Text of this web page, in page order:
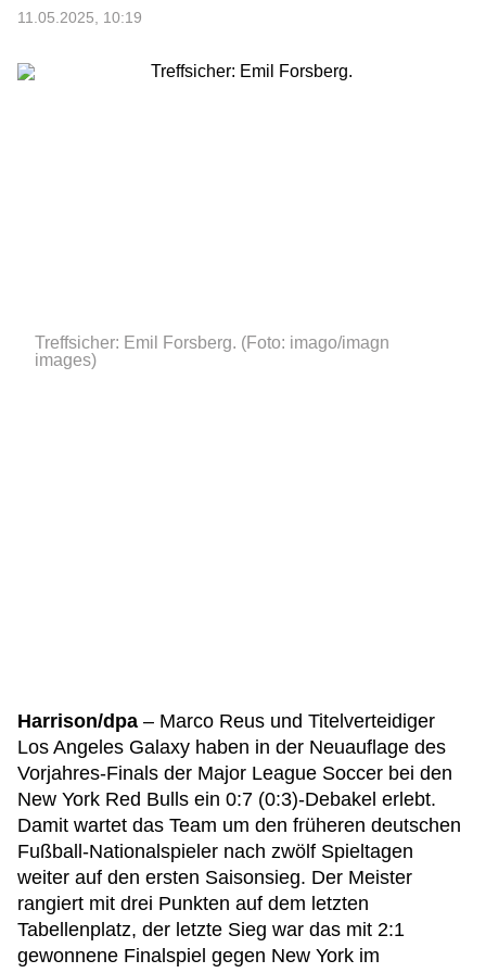
11.05.2025, 10:19
Treffsicher: Emil Forsberg. (Foto: imago/imagn
images)
Harrison/dpa – Marco Reus und Titelverteidiger
Los Angeles Galaxy haben in der Neuauflage des
Vorjahres-Finals der Major League Soccer bei den
New York Red Bulls ein 0:7 (0:3)-Debakel erlebt.
Damit wartet das Team um den früheren deutschen
Fußball-Nationalspieler nach zwölf Spieltagen
weiter auf den ersten Saisonsieg. Der Meister
rangiert mit drei Punkten auf dem letzten
Tabellenplatz, der letzte Sieg war das mit 2:1
gewonnene Finalspiel gegen New York im